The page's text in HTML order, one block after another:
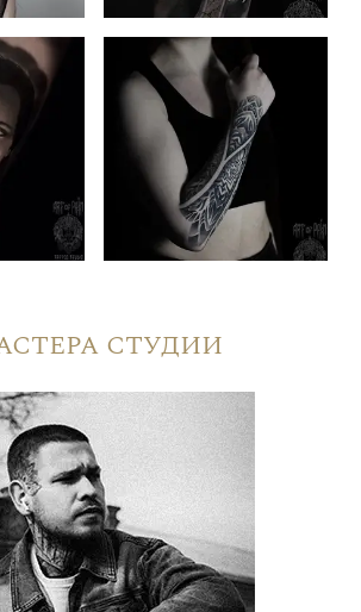
студии